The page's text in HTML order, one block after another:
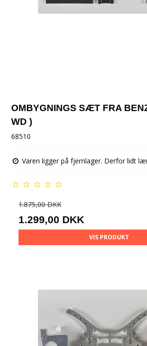
OMBYGNINGS SÆT FRA
WD )
68510
Varen ligger på fjernlager. Derfor lidt
1.875,00 DKK
1.299,00 DKK
VIS PRODUKT